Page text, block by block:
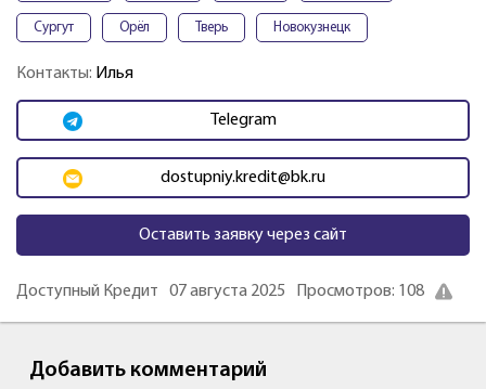
Сургут Орёл Тверь Новокузнецк
Контакты: Илья
Telegram
dostupniy.kredit@bk.ru
Оставить заявку через сайт
Доступный Кредит 07 августа 2025 Просмотров: 108
Добавить комментарий